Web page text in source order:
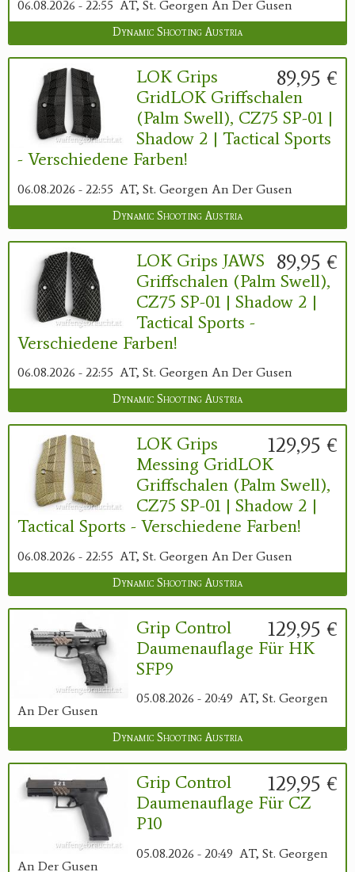
06.08.2026 - 22:55 AT, St. Georgen An Der Gusen
Dynamic Shooting Austria
89,95 €
LOK Grips
GridLOK Griffschalen
(Palm Swell), CZ75 SP-01 |
Shadow 2 | Tactical Sports
- Verschiedene Farben!
06.08.2026 - 22:55 AT, St. Georgen An Der Gusen
Dynamic Shooting Austria
89,95 €
LOK Grips JAWS
Griffschalen (Palm Swell),
CZ75 SP-01 | Shadow 2 |
Tactical Sports -
Verschiedene Farben!
06.08.2026 - 22:55 AT, St. Georgen An Der Gusen
Dynamic Shooting Austria
129,95 €
LOK Grips
Messing GridLOK
Griffschalen (Palm Swell),
CZ75 SP-01 | Shadow 2 |
Tactical Sports - Verschiedene Farben!
06.08.2026 - 22:55 AT, St. Georgen An Der Gusen
Dynamic Shooting Austria
129,95 €
Grip Control
Daumenauflage Für HK
SFP9
05.08.2026 - 20:49 AT, St. Georgen
An Der Gusen
Dynamic Shooting Austria
129,95 €
Grip Control
Daumenauflage Für CZ
P10
05.08.2026 - 20:49 AT, St. Georgen
An Der Gusen